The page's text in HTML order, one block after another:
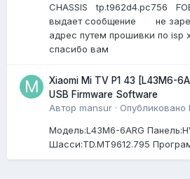
CHASSIS tp.t962d4.pc756
выдает сообщение не
адрес путем прошивки по isp
спасибо вам
Xiaomi Mi TV P1 43 [L43M6-
USB Firmware Software
Автор mansur · Опубликовано
Модель:L43M6-6ARG
Шасси:TD.MT9612.795